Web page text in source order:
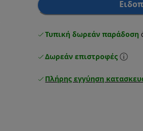
Τυπική δωρεάν παράδοση
Δωρεάν επιστροφές
Πλήρης εγγύηση